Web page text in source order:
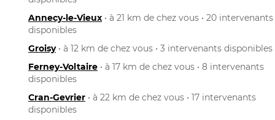
Annecy-le-Vieux • à 21 km de chez vous • 20 intervenants
disponibles
Groisy• à 12 km de chez vous • 3 intervenants disponibles
Ferney-Voltaire • à 17 km de chez vous • 8 intervenants
disponibles
Cran-Gevrier • à 22 km de chez vous • 17 intervenants
disponibles